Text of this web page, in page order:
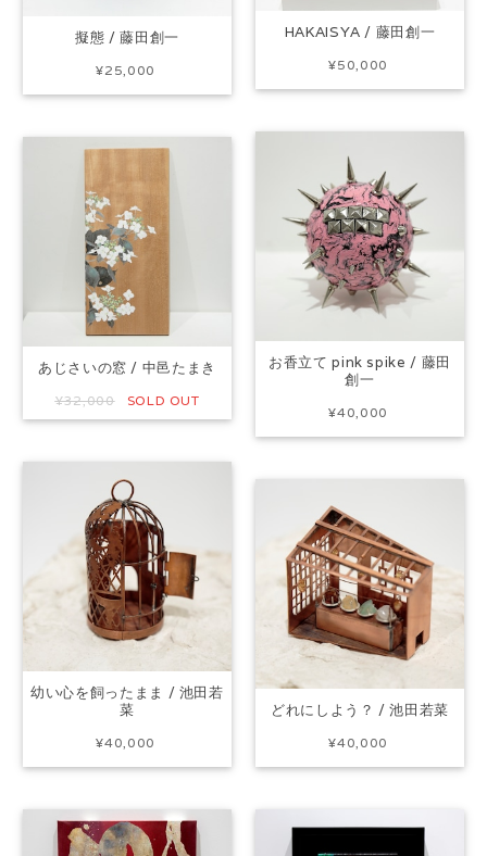
HAKAISYA / 藤田創一
¥50,000
擬態 / 藤田創一
¥25,000
お香立て pink spike / 藤田
創一
¥40,000
あじさいの窓 / 中邑たまき
¥32,000 SOLD OUT
幼い心を飼ったまま / 池田若
菜
¥40,000
どれにしよう？ / 池田若菜
¥40,000